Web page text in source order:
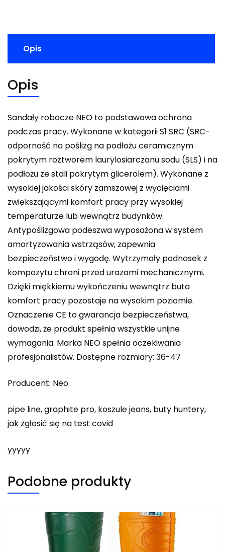
Opis
Opis
Sandały robocze NEO to podstawowa ochrona
podczas pracy. Wykonane w kategorii S1 SRC (SRC-
odporność na poślizg na podłożu ceramicznym
pokrytym roztworem laurylosiarczanu sodu (SLS) i na
podłożu ze stali pokrytym glicerolem). Wykonane z
wysokiej jakości skóry zamszowej z wycięciami
zwiększającymi komfort pracy przy wysokiej
temperaturze lub wewnątrz budynków.
Antypoślizgowa podeszwa wyposażona w system
amortyzowania wstrząsów, zapewnia
bezpieczeństwo i wygodę. Wytrzymały podnosek z
kompozytu chroni przed urazami mechanicznymi.
Dzięki miękkiemu wykończeniu wewnątrz buta
komfort pracy pozostaje na wysokim poziomie.
Oznaczenie CE to gwarancja bezpieczeństwa,
dowodzi, że produkt spełnia wszystkie unijne
wymagania. Marka NEO spełnia oczekiwania
profesjonalistów. Dostępne rozmiary: 36-47
Producent: Neo
pipe line, graphite pro, koszule jeans, buty huntery,
jak zgłosić się na test covid
yyyyy
Podobne produkty